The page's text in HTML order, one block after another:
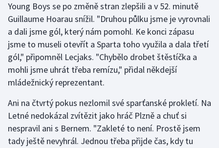
Házená
Jezdectví
Judo
Krasobruslení
Lezení
Lyže a snowboard
Young Boys se po změně stran zlepšili a v 52. minutě
Guillaume Hoarau snížil. "Druhou půlku jsme je vyrovnali
a dali jsme gól, který nám pomohl. Ke konci zápasu
jsme to museli otevřít a Sparta toho využila a dala třetí
gól," připomněl Lecjaks. "Chybělo drobet štěstíčka a
mohli jsme uhrát třeba remízu," přidal někdejší
mládežnický reprezentant.
Ani na čtvrtý pokus nezlomil své sparťanské prokletí. Na
Letné nedokázal zvítězit jako hráč Plzně a chuť si
nespravil ani s Bernem. "Zakleté to není. Prostě jsem
tady ještě nevyhrál. Jednou třeba přijde čas, kdy tu